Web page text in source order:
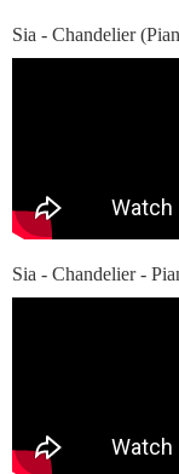
Sia - Chandelier
Sia - Chandelier -